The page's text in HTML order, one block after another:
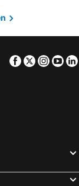
, pet friendly hotels
pet friendly hotels
hotels
Facebook
Twitter